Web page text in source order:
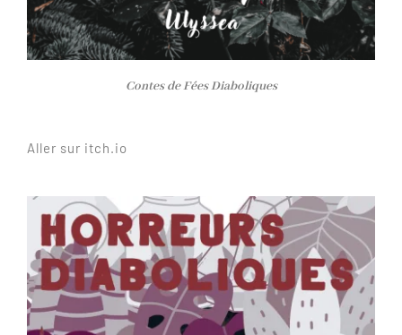
Contes de Fées Diaboliques
Aller sur itch.io